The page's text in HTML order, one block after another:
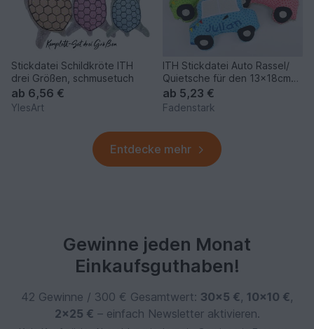
Stickdatei Schildkröte ITH
drei Größen, schmusetuch
ab 6,56 €
YlesArt
ITH Stickdatei Auto Rassel/
Quietsche für den 13x18cm
Rahmen
ab 5,23 €
Fadenstark
Entdecke mehr
Gewinne jeden Monat
Einkaufsguthaben!
42 Gewinne / 300 € Gesamtwert: 30×5 €, 10×10 €,
2×25 € – einfach Newsletter aktivieren.